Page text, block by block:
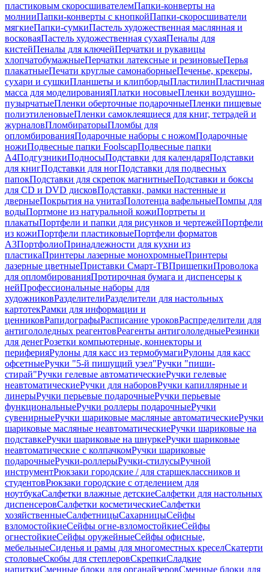
пластиковым скоросшивателемПапки-конверты на
молнииПапки-конверты с кнопкойПапки-скоросшиватели
мягкиеПапки-сумкиПастель художественная маслянная и
восковаяПастель художественная сухаяПеналы для
кистейПеналы для ключейПерчатки и рукавицы
хлопчатобумажныеПерчатки латексные и резиновыеПерья
плакатныеПечати круглые самонаборныеПеченье, крекеры,
сухари и сушкиПланшеты и клипбордыПластилинПластичная
масса для моделированияПлатки носовыеПленки воздушно-
пузырчатыеПленки оберточные подарочныеПленки пищевые
полиэтиленовыеПленки самоклеящиеся для книг, тетрадей и
журналовПломбираторыПломбы для
опломбированияПодарочные наборы с ножомПодарочные
ножиПодвесные папки FoolscapПодвесные папки
А4ПодгузникиПодносыПодставки для календаряПодставки
для книгПодставки для ногПодставки для подвесных
папокПодставки для скрепок магнитныеПодставки и боксы
для CD и DVD дисковПодставки, рамки настенные и
дверныеПокрытия на унитазПолотенца вафельныеПомпы для
водыПортмоне из натуральной кожиПортреты и
плакатыПортфели и папки для рисунков и чертежейПортфели
из кожиПортфели пластиковыеПортфели форматов
А3ПортфолиоПринадлежности для кухни из
пластикаПринтеры лазерные монохромныеПринтеры
лазерные цветныеПриставки Смарт-ТВПрищепкиПроволока
для опломбированияПротирочная бумага и диспенсеры к
нейПрофессиональные наборы для
художниковРазделителиРазделители для настольных
картотекРамки для информации и
ценниковРапидографыРасписание уроковРаспределители для
антигололедных реагентовРеагенты антигололедныеРезинки
для денегРозетки компьютерные, коннекторы и
периферияРулоны для касс из термобумагиРулоны для касс
офсетныеРучки "5-й пишущий узел"Ручки "пиши-
стирай"Ручки гелевые автоматическиеРучки гелевые
неавтоматическиеРучки для наборовРучки капиллярные и
линерыРучки перьевые подарочныеРучки перьевые
функциональныеРучки роллеры подарочныеРучки
сувенирныеРучки шариковые масляные автоматическиеРучки
шариковые масляные неавтоматическиеРучки шариковые на
подставкеРучки шариковые на шнуркеРучки шариковые
неавтоматические с колпачкомРучки шариковые
подарочныеРучки-роллерыРучки-стилусыРучной
инструментРюкзаки городские / для старшеклассников и
студентовРюкзаки городские с отделением для
ноутбукаСалфетки влажные детскиеСалфетки для настольных
диспенсеровСалфетки косметическиеСалфетки
хозяйственныеСалфетницыСахарницыСейфы
взломостойкиеСейфы огне-взломостойкиеСейфы
огнестойкиеСейфы оружейныеСейфы офисные,
мебельныеСиденья и рамы для многоместных креселСкатерти
столовыеСкобы для степлеровСкрепкиСладкие
напиткиСменные блоки для органайзеровСменные блоки для